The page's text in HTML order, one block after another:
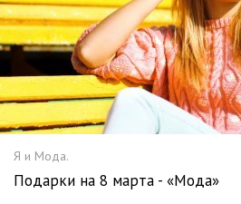
Я и Мода.
Подарки на 8 марта - «Мода»